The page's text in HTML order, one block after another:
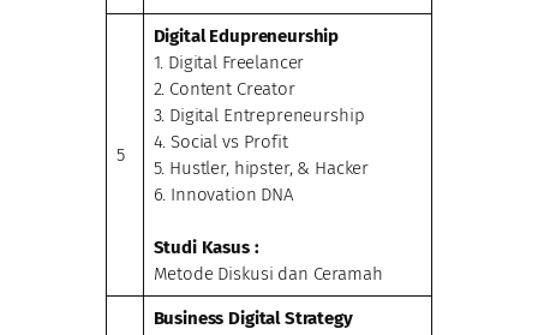
5
Digital Edupreneurship
1. Digital Freelancer
2. Content Creator
3. Digital Entrepreneurship
4. Social vs Profit
5. Hustler, hipster, & Hacker
6. Innovation DNA
Studi Kasus :
Metode Diskusi dan Ceramah
Business Digital Strategy